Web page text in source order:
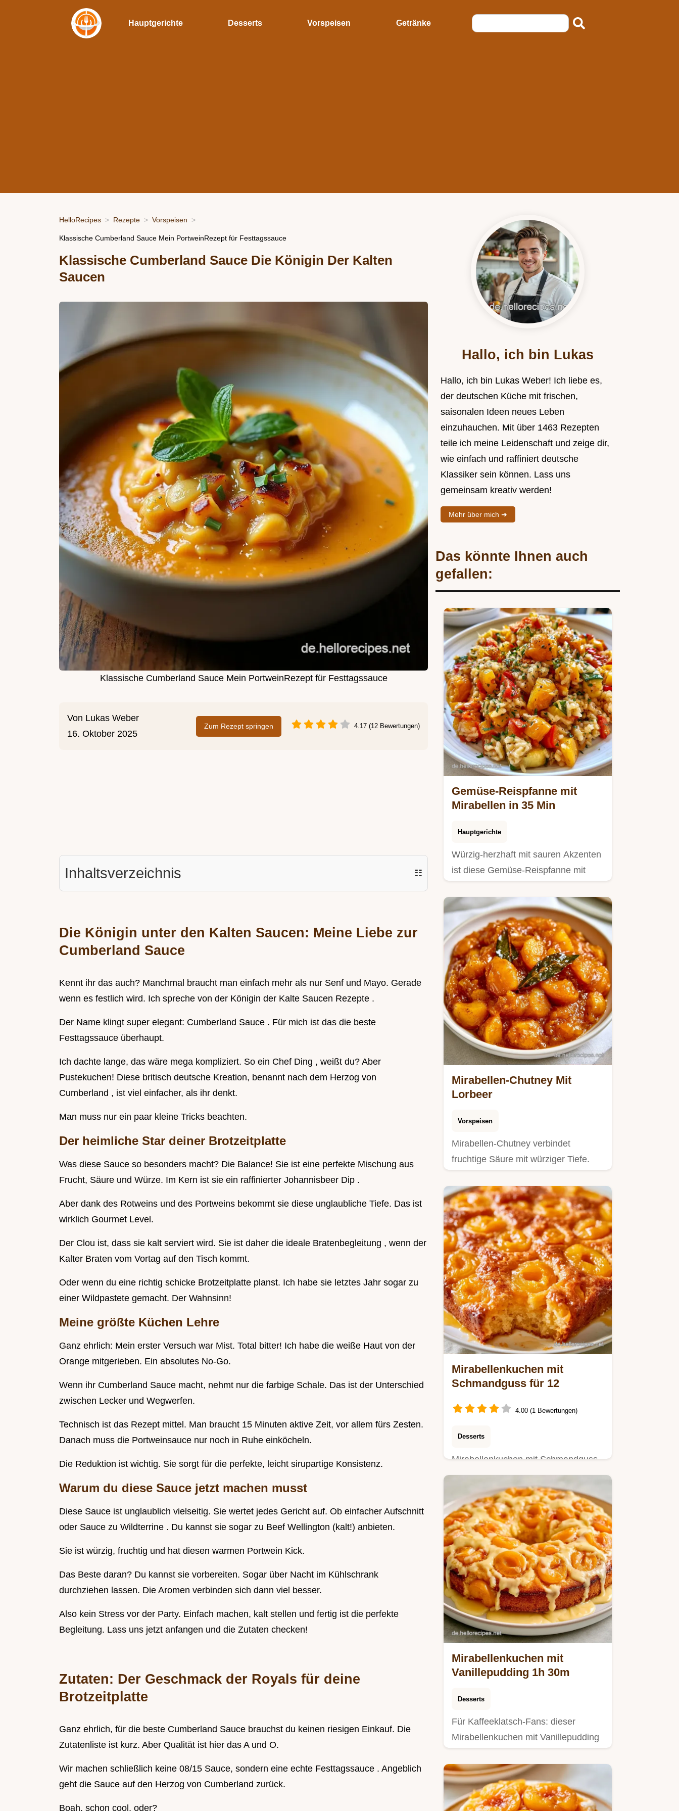
Hauptgerichte Desserts Vorspeisen Getränke
HelloRecipes Rezepte Vorspeisen
Klassische Cumberland Sauce Mein PortweinRezept für Festtagssauce
Klassische Cumberland Sauce Die Königin Der Kalten
Saucen
Klassische Cumberland Sauce Mein PortweinRezept für Festtagssauce
Von Lukas Weber
16. Oktober 2025
Zum Rezept springen 4.17 (12 Bewertungen)
Inhaltsverzeichnis ☷
Die Königin unter den Kalten Saucen: Meine Liebe zur
Cumberland Sauce
Kennt ihr das auch? Manchmal braucht man einfach mehr als nur Senf und Mayo. Gerade
wenn es festlich wird. Ich spreche von der Königin der Kalte Saucen Rezepte .
Der Name klingt super elegant: Cumberland Sauce . Für mich ist das die beste
Festtagssauce überhaupt.
Ich dachte lange, das wäre mega kompliziert. So ein Chef Ding , weißt du? Aber
Pustekuchen! Diese britisch deutsche Kreation, benannt nach dem Herzog von
Cumberland , ist viel einfacher, als ihr denkt.
Man muss nur ein paar kleine Tricks beachten.
Der heimliche Star deiner Brotzeitplatte
Was diese Sauce so besonders macht? Die Balance! Sie ist eine perfekte Mischung aus
Frucht, Säure und Würze. Im Kern ist sie ein raffinierter Johannisbeer Dip .
Aber dank des Rotweins und des Portweins bekommt sie diese unglaubliche Tiefe. Das ist
wirklich Gourmet Level.
Der Clou ist, dass sie kalt serviert wird. Sie ist daher die ideale Bratenbegleitung , wenn der
Kalter Braten vom Vortag auf den Tisch kommt.
Oder wenn du eine richtig schicke Brotzeitplatte planst. Ich habe sie letztes Jahr sogar zu
einer Wildpastete gemacht. Der Wahnsinn!
Meine größte Küchen Lehre
Ganz ehrlich: Mein erster Versuch war Mist. Total bitter! Ich habe die weiße Haut von der
Orange mitgerieben. Ein absolutes No-Go.
Wenn ihr Cumberland Sauce macht, nehmt nur die farbige Schale. Das ist der Unterschied
zwischen Lecker und Wegwerfen.
Technisch ist das Rezept mittel. Man braucht 15 Minuten aktive Zeit, vor allem fürs Zesten.
Danach muss die Portweinsauce nur noch in Ruhe einköcheln.
Die Reduktion ist wichtig. Sie sorgt für die perfekte, leicht sirupartige Konsistenz.
Warum du diese Sauce jetzt machen musst
Diese Sauce ist unglaublich vielseitig. Sie wertet jedes Gericht auf. Ob einfacher Aufschnitt
oder Sauce zu Wildterrine . Du kannst sie sogar zu Beef Wellington (kalt!) anbieten.
Sie ist würzig, fruchtig und hat diesen warmen Portwein Kick.
Das Beste daran? Du kannst sie vorbereiten. Sogar über Nacht im Kühlschrank
durchziehen lassen. Die Aromen verbinden sich dann viel besser.
Also kein Stress vor der Party. Einfach machen, kalt stellen und fertig ist die perfekte
Begleitung. Lass uns jetzt anfangen und die Zutaten checken!
Zutaten: Der Geschmack der Royals für deine
Brotzeitplatte
Ganz ehrlich, für die beste Cumberland Sauce brauchst du keinen riesigen Einkauf. Die
Zutatenliste ist kurz. Aber Qualität ist hier das A und O.
Wir machen schließlich keine 08/15 Sauce, sondern eine echte Festtagssauce . Angeblich
geht die Sauce auf den Herzog von Cumberland zurück.
Boah, schon cool, oder?
Hallo, ich bin Lukas
Hallo, ich bin Lukas Weber! Ich liebe es,
der deutschen Küche mit frischen,
saisonalen Ideen neues Leben
einzuhauchen. Mit über 1463 Rezepten
teile ich meine Leidenschaft und zeige dir,
wie einfach und raffiniert deutsche
Klassiker sein können. Lass uns
gemeinsam kreativ werden!
Mehr über mich ➜
Das könnte Ihnen auch
gefallen:
Gemüse-Reispfanne mit
Mirabellen in 35 Min
Hauptgerichte
Würzig-herzhaft mit sauren Akzenten
ist diese Gemüse-Reispfanne mit
Mirabellen-Chutney Mit
Lorbeer
Vorspeisen
Mirabellen-Chutney verbindet
fruchtige Säure mit würziger Tiefe.
Mirabellenkuchen mit
Schmandguss für 12
4.00 (1 Bewertungen)
Desserts
Mirabellenkuchen mit Schmandguss
gelingt immer saftig. Die Quick Facts
zum Kuchen helfen bei der…
Mirabellenkuchen mit
Vanillepudding 1h 30m
Desserts
Für Kaffeeklatsch-Fans: dieser
Mirabellenkuchen mit Vanillepudding